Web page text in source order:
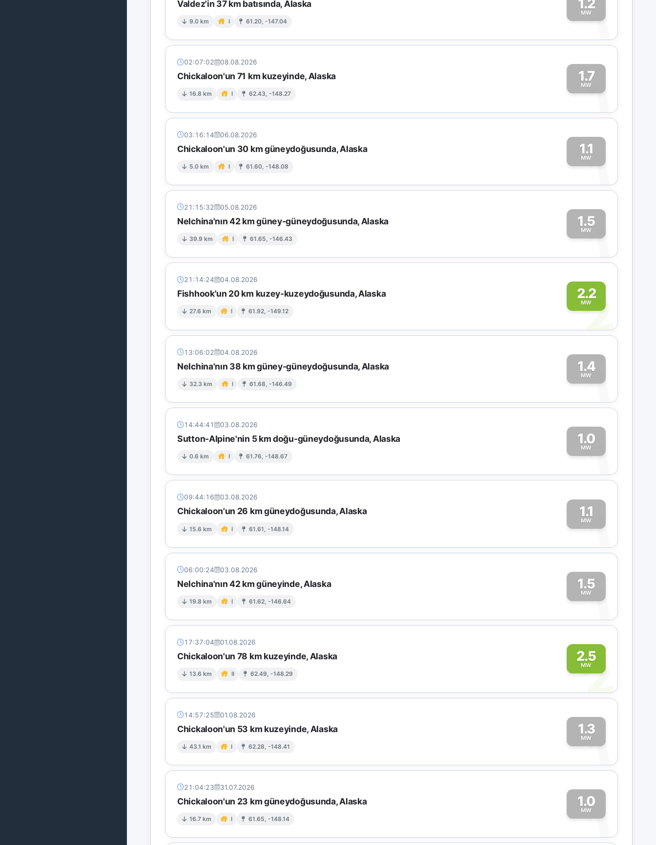
Valdez'in 37 km batısında, Alaska
9.0 km I 61.20, -147.04
1.2
MW
1
02:07:02 08.08.2026
Chickaloon'un 71 km kuzeyinde, Alaska
16.8 km I 62.43, -148.27
1.7
MW
1
03:16:14 06.08.2026
Chickaloon'un 30 km güneydoğusunda, Alaska
5.0 km I 61.60, -148.08
1.1
MW
1
21:15:32 05.08.2026
Nelchina'nın 42 km güney-güneydoğusunda, Alaska
39.9 km I 61.65, -146.43
1.5
MW
1
21:14:24 04.08.2026
Fishhook'un 20 km kuzey-kuzeydoğusunda, Alaska
27.6 km I 61.92, -149.12
2.2
MW
2
13:06:02 04.08.2026
Nelchina'nın 38 km güney-güneydoğusunda, Alaska
32.3 km I 61.68, -146.49
1.4
MW
1
14:44:41 03.08.2026
Sutton-Alpine'nin 5 km doğu-güneydoğusunda, Alaska
0.6 km I 61.76, -148.67
1.0
MW
1
09:44:16 03.08.2026
Chickaloon'un 26 km güneydoğusunda, Alaska
15.6 km I 61.61, -148.14
1.1
MW
1
06:00:24 03.08.2026
Nelchina'nın 42 km güneyinde, Alaska
19.8 km I 61.62, -146.64
1.5
MW
1
17:37:04 01.08.2026
Chickaloon'un 78 km kuzeyinde, Alaska
13.6 km II 62.49, -148.29
2.5
MW
2
14:57:25 01.08.2026
Chickaloon'un 53 km kuzeyinde, Alaska
43.1 km I 62.28, -148.41
1.3
MW
1
21:04:23 31.07.2026
Chickaloon'un 23 km güneydoğusunda, Alaska
16.7 km I 61.65, -148.14
1.0
MW
1